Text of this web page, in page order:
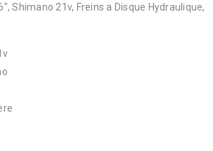
Shimano 21v, Freins a Disque Hydraulique,